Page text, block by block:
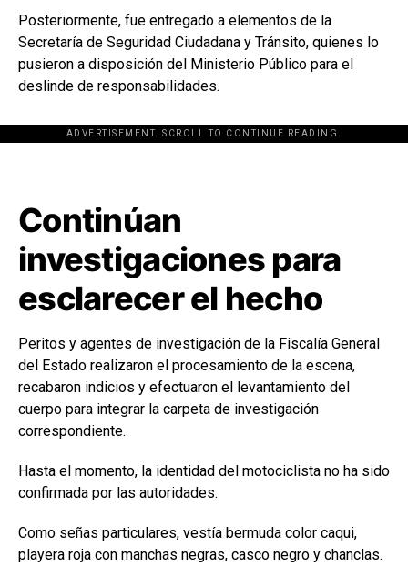
Posteriormente, fue entregado a elementos de la
Secretaría de Seguridad Ciudadana y Tránsito, quienes lo
pusieron a disposición del Ministerio Público para el
deslinde de responsabilidades.
ADVERTISEMENT. SCROLL TO CONTINUE READING.
[adsforwp id="243463"]
Continúan
investigaciones para
esclarecer el hecho
Peritos y agentes de investigación de la Fiscalía General
del Estado realizaron el procesamiento de la escena,
recabaron indicios y efectuaron el levantamiento del
cuerpo para integrar la carpeta de investigación
correspondiente.
Hasta el momento, la identidad del motociclista no ha sido
confirmada por las autoridades.
Como señas particulares, vestía bermuda color caqui,
playera roja con manchas negras, casco negro y chanclas.